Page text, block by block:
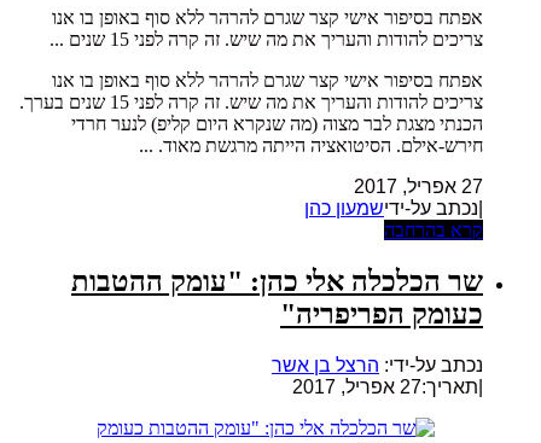
אפתח בסיפור אישי קצר שגרם להרהר ללא סוף באופן בו אנו
צריכים להודות והעריך את מה שיש. זה קרה לפני 15 שנים ...
אפתח בסיפור אישי קצר שגרם להרהר ללא סוף באופן בו אנו
צריכים להודות והעריך את מה שיש. זה קרה לפני 15 שנים בערך.
הכנתי מצגת לבר מצוה (מה שנקרא היום קליפ) לנער חרדי
חירש-אילם. הסיטואציה הייתה מרגשת מאוד. ...
27 אפריל, 2017
|נכתב על-ידישמעון כהן
קרא בהרחבה
שר הכלכלה אלי כהן: "עומק ההטבות
כעומק הפריפריה"
נכתב על-ידי: הרצל בן אשר
תאריך:27 אפריל, 2017